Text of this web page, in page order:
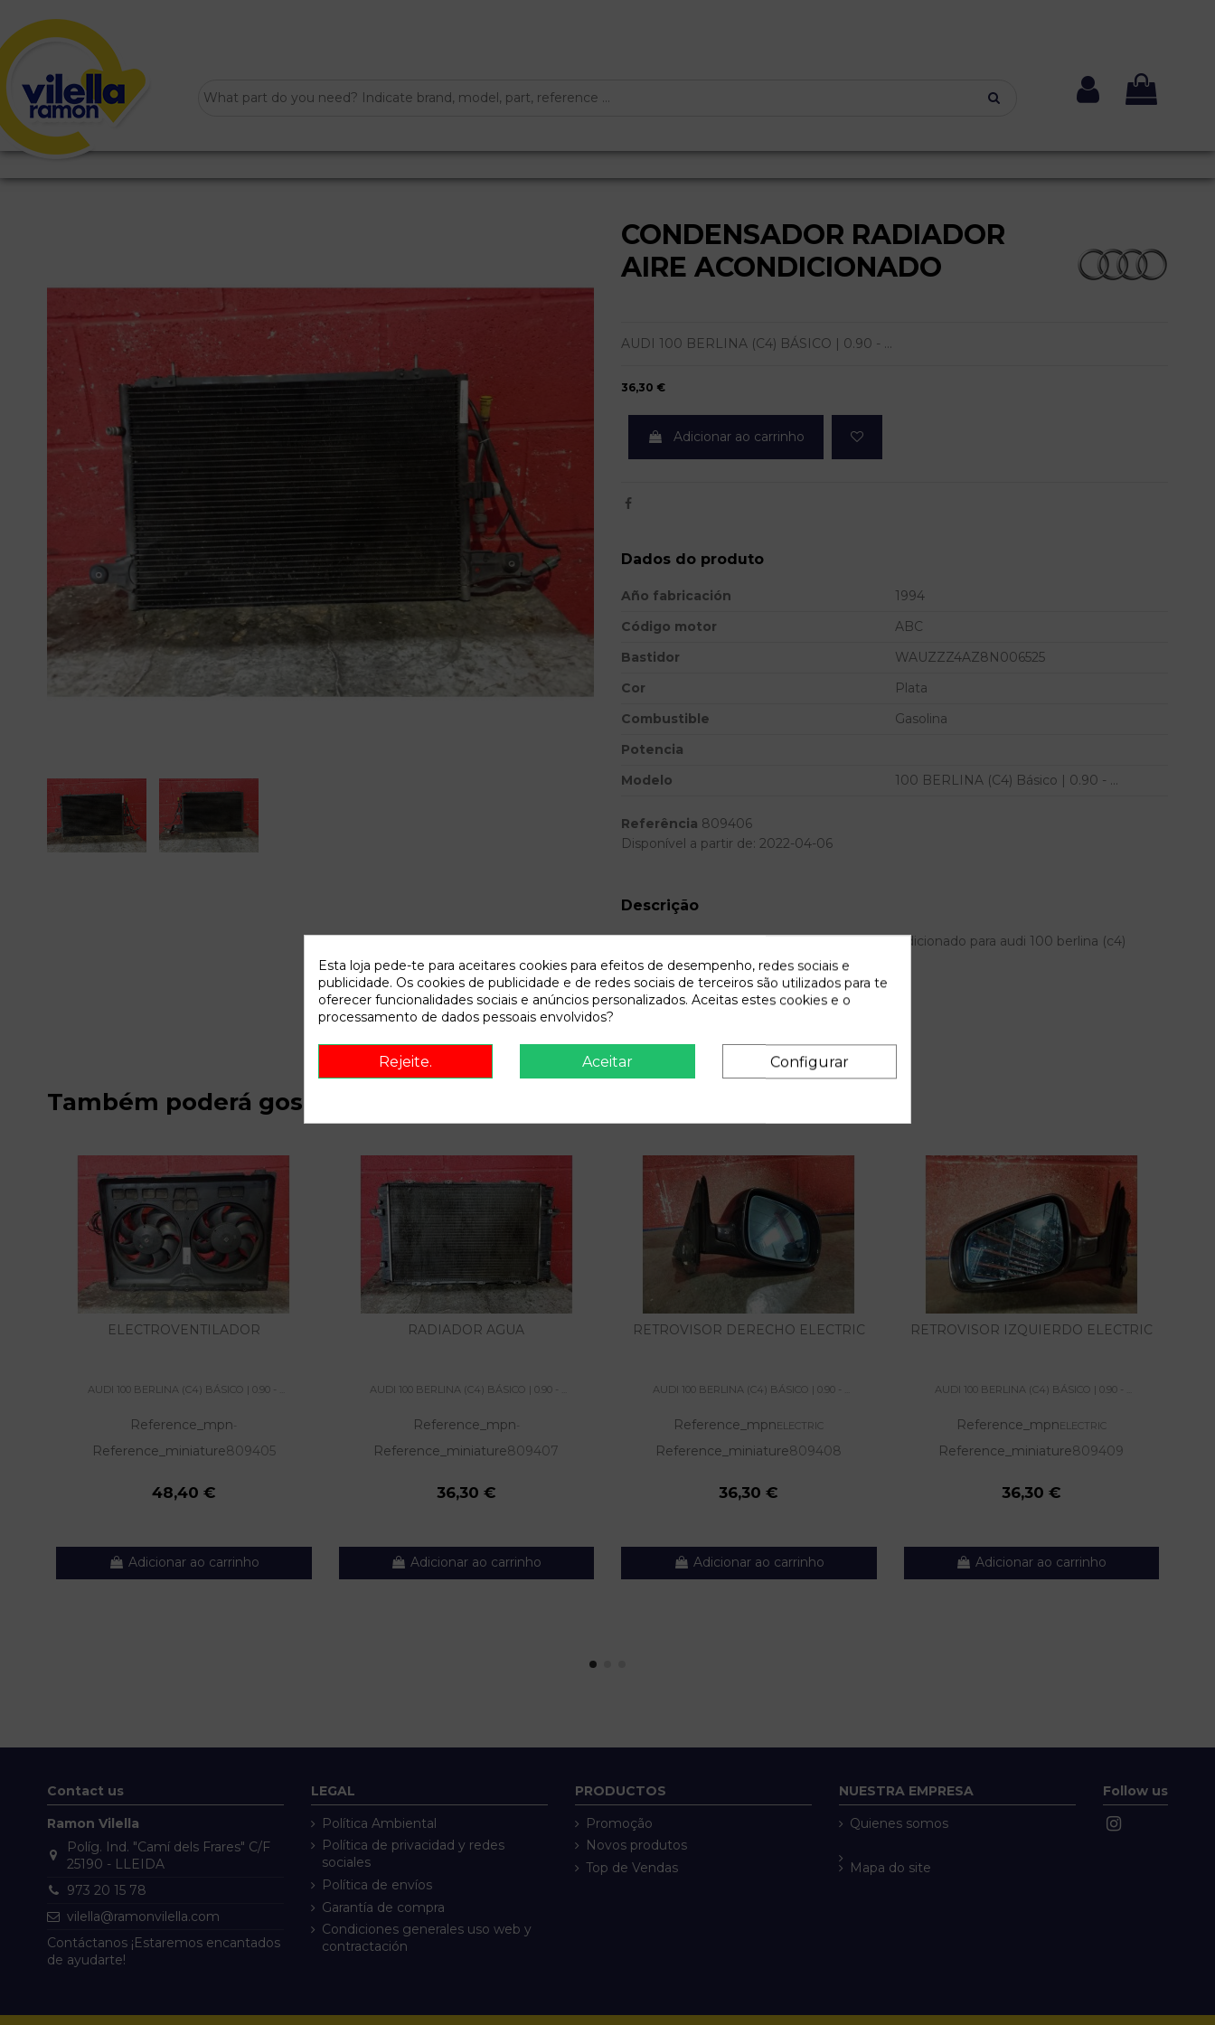
CONDENSADOR RADIADOR
AIRE ACONDICIONADO
AUDI 100 BERLINA (C4) BÁSICO | 0.90 - ...
36,30 €
Adicionar ao carrinho
Dados do produto
Año fabricación
1994
Código motor
ABC
Bastidor
WAUZZZ4AZ8N006525
Cor
Plata
Combustible
Gasolina
Potencia
Modelo
100 BERLINA (C4) Básico | 0.90 - ...
Referência 809406
Disponível a partir de: 2022-04-06
Descrição
Recambio de condensador radiador aire acondicionado para audi 100 berlina (c4)
básico | 0.90 - ... referencia OEM IAM
Também poderá gostar
ELECTROVENTILADOR
AUDI 100 BERLINA (C4) BÁSICO | 0.90 - ...
Reference_mpn-
Reference_miniature809405
48,40 €
Adicionar ao carrinho
RADIADOR AGUA
AUDI 100 BERLINA (C4) BÁSICO | 0.90 - ...
Reference_mpn-
Reference_miniature809407
36,30 €
Adicionar ao carrinho
RETROVISOR DERECHO ELECTRIC
AUDI 100 BERLINA (C4) BÁSICO | 0.90 - ...
Reference_mpnELECTRIC
Reference_miniature809408
36,30 €
Adicionar ao carrinho
RETROVISOR IZQUIERDO ELECTRIC
AUDI 100 BERLINA (C4) BÁSICO | 0.90 - ...
Reference_mpnELECTRIC
Reference_miniature809409
36,30 €
Adicionar ao carrinho
Contact us
Ramon Vilella
Políg. Ind. "Camí dels Frares" C/F
25190 - LLEIDA
973 20 15 78
vilella@ramonvilella.com
Contáctanos ¡Estaremos encantados
de ayudarte!
LEGAL
Política Ambiental
Política de privacidad y redes
sociales
Política de envíos
Garantía de compra
Condiciones generales uso web y
contractación
PRODUCTOS
Promoção
Novos produtos
Top de Vendas
NUESTRA EMPRESA
Quienes somos
Mapa do site
Follow us
Esta loja pede-te para aceitares cookies para efeitos de desempenho, redes sociais e
publicidade. Os cookies de publicidade e de redes sociais de terceiros são utilizados para te
oferecer funcionalidades sociais e anúncios personalizados. Aceitas estes cookies e o
processamento de dados pessoais envolvidos?
Rejeite. Aceitar Configurar